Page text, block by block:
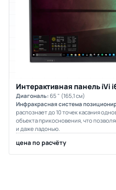
Интерактивная панель iVi
Диагональ: 65 " (165,1 см)
Инфракрасная система
распознает до 10 точек касания
объекта прикосновения, что
и даже ладонью.
цена по расчёту